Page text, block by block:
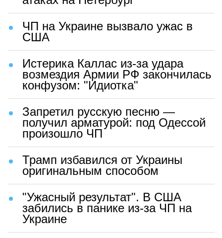
ЧП на Украине вызвало ужас в
США
Истерика Каллас из-за удара
возмездия Армии РФ закончилась
конфузом: "Идиотка"
Запретил русскую песню —
получил арматурой: под Одессой
произошло ЧП
Трамп избавился от Украины
оригинальным способом
"Ужасный результат". В США
забились в панике из-за ЧП на
Украине